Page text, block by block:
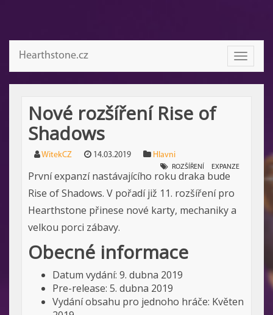
Toggle
Hearthstone.cz
Nové rozšíření Rise of
Shadows
WitekCZ 14.03.2019 Hlavni
ROZŠÍŘENÍ EXPANZE
První expanzí nastávajícího roku draka bude
Rise of Shadows. V pořadí již 11. rozšíření pro
Hearthstone přinese nové karty, mechaniky a
velkou porci zábavy.
Obecné informace
Datum vydání: 9. dubna 2019
Pre-release: 5. dubna 2019
Vydání obsahu pro jednoho hráče: Květen